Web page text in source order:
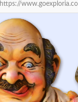
https://